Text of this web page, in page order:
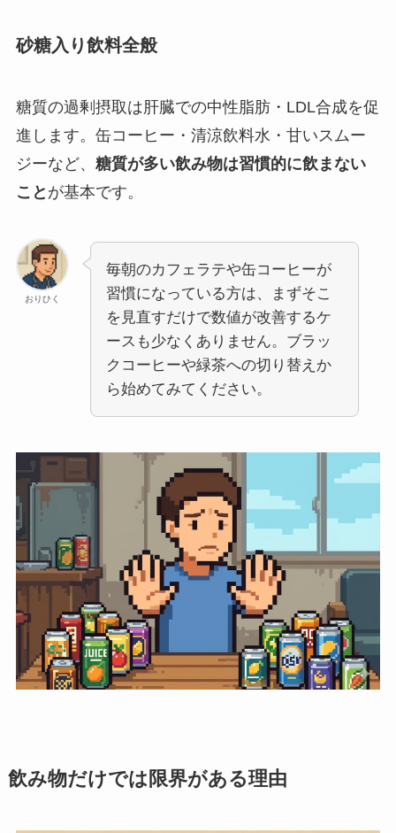
砂糖入り飲料全般
糖質の過剰摂取は肝臓での中性脂肪・LDL合成を促
進します。缶コーヒー・清涼飲料水・甘いスムー
ジーなど、 糖質が多い飲み物は習慣的に飲まない
こと が基本です。
おりひく
毎朝のカフェラテや缶コーヒーが
習慣になっている方は、まずそこ
を見直すだけで数値が改善するケ
ースも少なくありません。ブラッ
クコーヒーや緑茶への切り替えか
ら始めてみてください。
飲み物だけでは限界がある理由